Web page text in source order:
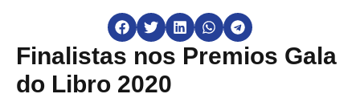
Finalistas nos Premios Gala
do Libro 2020